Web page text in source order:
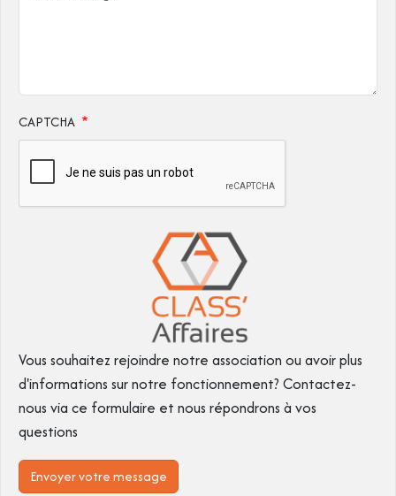
CAPTCHA
Vous souhaitez rejoindre notre association ou avoir plus
d'informations sur notre fonctionnement? Contactez-
nous via ce formulaire et nous répondrons à vos
questions